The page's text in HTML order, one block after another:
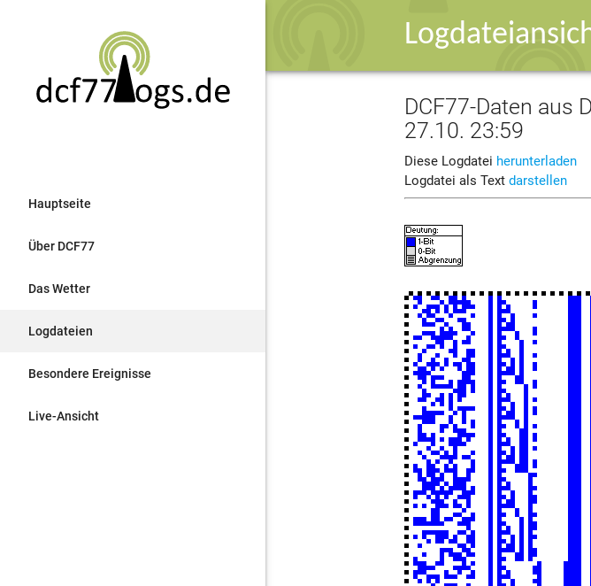
Hauptseite
Über DCF77
Das Wetter
Logdateien
Besondere Ereignisse
Live-Ansicht
DCF77-Daten aus
27.10. 23:59
Diese Logdatei herunterladen
Logdatei als Text darstellen